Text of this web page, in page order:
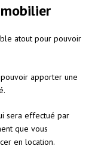
atout pour pouvoir
apporter une
sera effectué par
que vous
en location.